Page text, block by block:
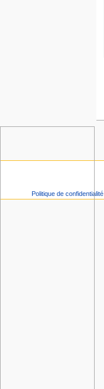
Politique de confidentialité